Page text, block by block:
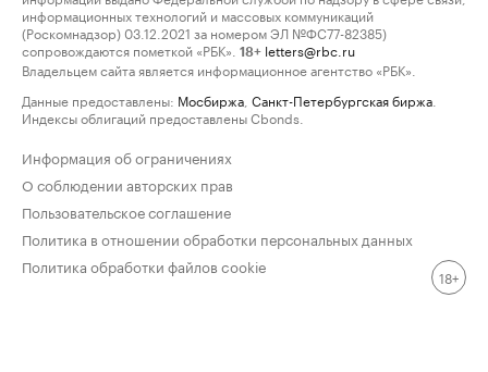
информационных технологий и массовых коммуникаций
(Роскомнадзор) 03.12.2021 за номером ЭЛ №ФС77-82385)
сопровождаются пометкой «РБК».
18+ letters@rbc.ru
Владельцем сайта является информационное агентство «РБК».
Данные предоставлены: Мосбиржа Санкт-Петербургская биржа
Индексы облигаций предоставлены Cbonds.
Информация об ограничениях
О соблюдении авторских прав
Пользовательское соглашение
Политика в отношении обработки персональных данных
Политика обработки файлов cookie
18+